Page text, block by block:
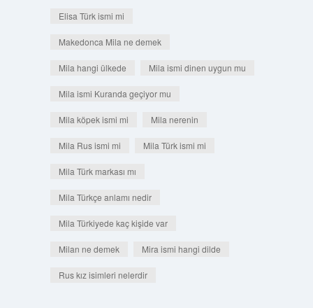
Elisa Türk ismi mi
Makedonca Mila ne demek
Mila hangi ülkede Mila ismi dinen uygun mu
Mila ismi Kuranda geçiyor mu
Mila köpek ismi mi Mila nerenin
Mila Rus ismi mi Mila Türk ismi mi
Mila Türk markası mı
Mila Türkçe anlamı nedir
Mila Türkiyede kaç kişide var
Milan ne demek Mira ismi hangi dilde
Rus kız isimleri nelerdir